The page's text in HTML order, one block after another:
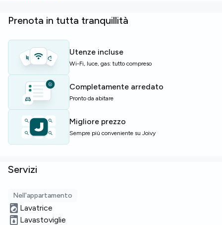
Lo stabile è dotato diascensore; l’appartamento è al
sesto piano e misura 120 m² con cinque stanze e cinque
posti letto.
Ideale per studenti e giovani professionisti che cercano
una soluzione completa a Milano.
Posti limitati — contattaci subito!
Prenota in tutta tranquillità
Utenze incluse
Wi-Fi, luce, gas: tutto compreso
Completamente arredato
Pronto da abitare
Migliore prezzo
Sempre più conveniente su Joivy
Servizi
Nell'appartamento
Lavatrice
Lavastoviglie